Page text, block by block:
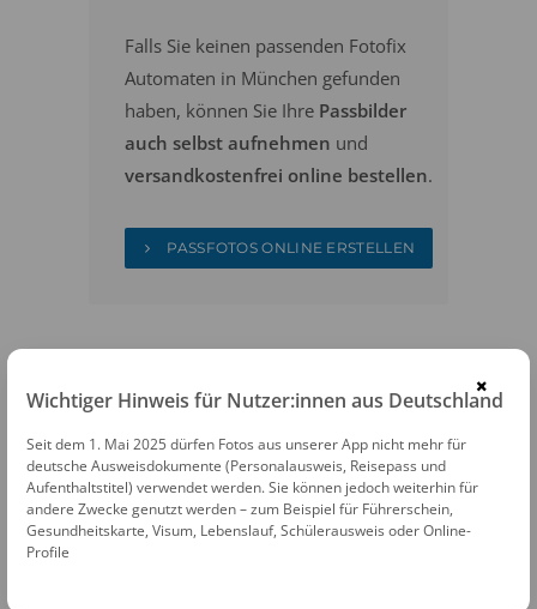
Falls Sie keinen passenden Fotofix
Automaten in München gefunden
haben, können Sie Ihre Passbilder
auch selbst aufnehmen und
versandkostenfrei online bestellen.
PASSFOTOS ONLINE ERSTELLEN
FOTOAUTOMATEN
Fotofix Automat München Life Park &
Shop
×
Wichtiger Hinweis für Nutzer:innen aus Deutschland
Seit dem 1. Mai 2025 dürfen Fotos aus unserer App nicht mehr für
deutsche Ausweisdokumente (Personalausweis, Reisepass und
Aufenthaltstitel) verwendet werden. Sie können jedoch weiterhin für
andere Zwecke genutzt werden – zum Beispiel für Führerschein,
Gesundheitskarte, Visum, Lebenslauf, Schülerausweis oder Online-
Profile